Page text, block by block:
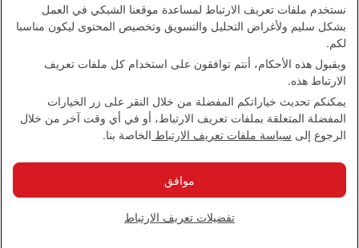
بيان إمكانية الدخول
اتصل بنا
سياسة الخصوصية
الشروط والأحكام
سياسة ملفات تعريف الارتباط
بيان الشفافية بموجب قانون مكافحة العبودية الحديثة
نستخدم ملفات تعريف الارتباط لمساعدة موقعنا الشبكي في العمل
بشكل سليم ولأغراض التحليل والتسويق وتخصيص المحتوى ليكون مناسبا
لكم.
وبقبول هذه الأحكام، أنتم توافقون على استخدام كل ملفات تعريف
الارتباط هذه.
يمكنكم تحديث خياراتكم المفضلة من خلال النقر على زر الخيارات
المفضلة المتعلقة بملفات تعريف الارتباط، أو في أي وقت آخر من خلال
الرجوع إلى سياسة ملفات تعريف الارتباط الخاصة بنا.
تفضيلات تعريف الارتباط
موافق